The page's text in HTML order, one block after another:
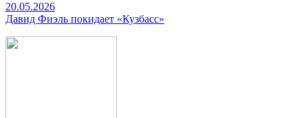
20.05.2026
Давид Фиэль покидает «Кузбасс»